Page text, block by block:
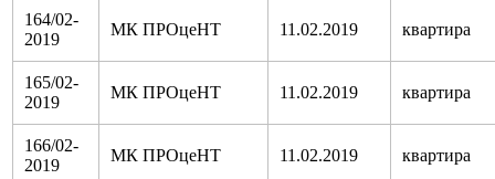
164/02-
2019
МК ПРОцеНТ 11.02.2019 квартира
165/02-
2019
МК ПРОцеНТ 11.02.2019 квартира
166/02-
2019
МК ПРОцеНТ 11.02.2019 квартира